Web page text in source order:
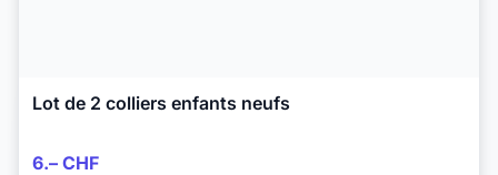
Lot de 2 colliers enfants neufs
6.– CHF